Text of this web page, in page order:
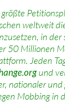
weltweit
in der
50 Millionen
Jeden
und
nationaler
Mobbing in